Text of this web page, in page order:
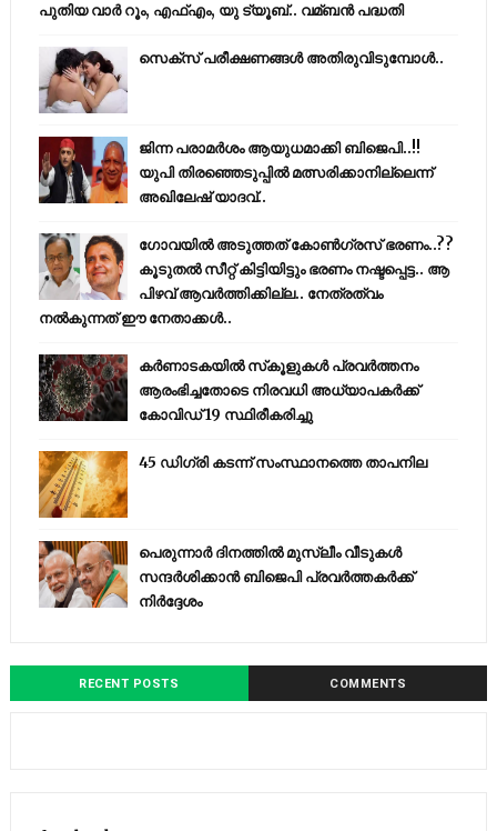
പുതിയ വാര്‍ റൂം, എഫ്‌എം, യു ട്യൂബ്.. വമ്ബന്‍ പദ്ധതി
സെക്സ് പരീക്ഷണങ്ങൾ അതിരുവിടുമ്പോൾ..
ജിന്ന പരാമര്‍ശം ആയുധമാക്കി ബിജെപി..!!
യുപി തിരഞ്ഞെടുപ്പില്‍ മത്സരിക്കാനില്ലെന്ന്
അഖിലേഷ് യാദവ്..
ഗോവയിൽ അടുത്തത് കോൺഗ്രസ് ഭരണം..??
കൂടുതൽ സീറ്റ് കിട്ടിയിട്ടും ഭരണം നഷ്ടപ്പെട്ട.. ആ
പിഴവ് ആവർത്തിക്കില്ല.. നേത്രത്വം
നൽകുന്നത് ഈ നേതാക്കൾ..
കര്‍ണാടകയില്‍ സ്‌കൂളുകള്‍ പ്രവര്‍ത്തനം
ആരംഭിച്ചതോടെ നിരവധി അധ്യാപകര്‍ക്ക്
കോവിഡ് 19 സ്ഥിരീകരിച്ചു
45 ഡിഗ്രി കടന്ന് സംസ്ഥാനത്തെ താപനില
പെരുന്നാര്‍ ദിനത്തില്‍ മുസ്ലീം വീടുകള്‍
സന്ദര്‍ശിക്കാന്‍ ബിജെപി പ്രവര്‍ത്തകര്‍ക്ക്
നിര്‍ദ്ദേശം
RECENT POSTS COMMENTS